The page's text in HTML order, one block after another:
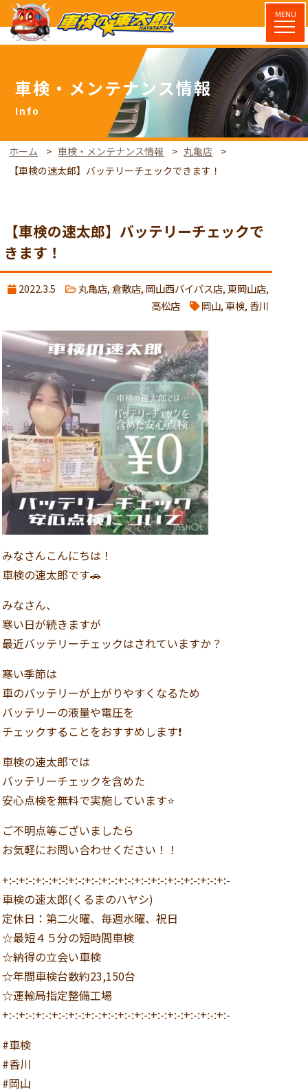
MENU
車検・メンテナンス情報
ホーム 車検・メンテナンス情報
丸亀店
【車検の速太郎】バッテリーチェックできます！
【車検の速太郎】バッテリーチェックで
きます！
2022.3.5 丸亀店,倉敷店, 岡山西バイパス店,東岡山店,
高松店
岡山,車検, 香川
みなさんこんにちは！
車検の速太郎です🚗
みなさん、
寒い日が続きますが
最近バッテリーチェックはされていますか？
寒い季節は
車のバッテリーが上がりやすくなるため
バッテリーの液量や電圧を
チェックすることをおすすめします❗️
車検の速太郎では
バッテリーチェックを含めた
安心点検を無料で実施しています⭐️
ご不明点等ございましたら
お気軽にお問い合わせください！！
+:-:+:-:+:-:+:-:+:-:+:-:+:-:+:-:+:-:+:-:+:-:+:-:+:-:+:-
車検の速太郎(くるまのハヤシ)
定休日：第二火曜、毎週水曜、祝日
☆最短４５分の短時間車検
☆納得の立会い車検
☆年間車検台数約23,150台
☆運輸局指定整備工場
+:-:+:-:+:-:+:-:+:-:+:-:+:-:+:-:+:-:+:-:+:-:+:-:+:-:+:-
#車検
#香川
#岡山